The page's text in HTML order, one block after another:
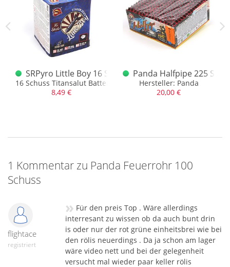
SRPyro Little Boy 16 Schuss Salut Batterie 1.3G
16 Schuss Titansalut Batterie mit roten Sternen
8,49 €
Panda Halfpipe 225
Hersteller: Panda
20,00 €
1 Kommentar zu Panda Feuerrohr 100
Schuss
flightace
registriert
» Für den preis Top . Wäre allerdings
interresant zu wissen ob da auch bunt drin
is oder nur der rot grüne einheitsbrei wie bei
den rölis neuerdings . Da ja schon am lager
wäre video nett und bei der gelegenheit
versucht mal wieder paar keller rölis